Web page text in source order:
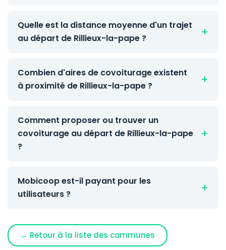
Quelle est la distance moyenne d'un trajet
au départ de Rillieux-la-pape ?
Combien d'aires de covoiturage existent
à proximité de Rillieux-la-pape ?
Comment proposer ou trouver un
covoiturage au départ de Rillieux-la-pape
?
Mobicoop est-il payant pour les
utilisateurs ?
← Retour à la liste des communes